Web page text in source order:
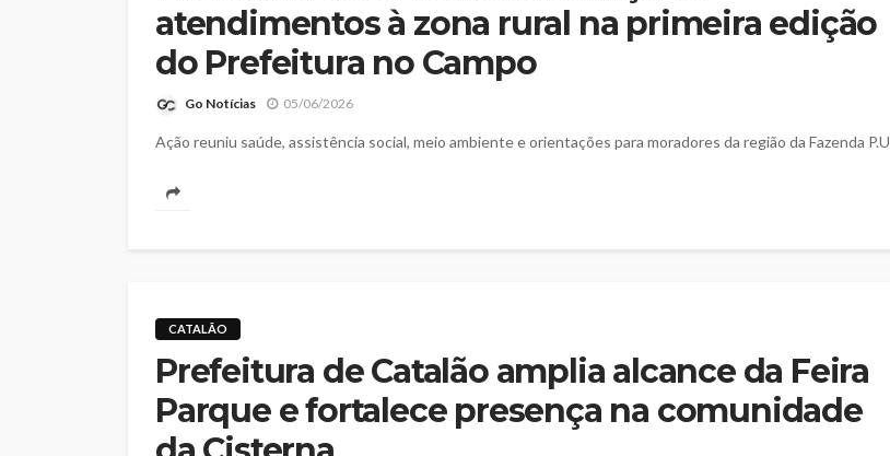
atendimentos à zona rural na primeira edição
do Prefeitura no Campo
Go Notícias 05/06/2026
Ação reuniu saúde, assistência social, meio ambiente e orientações para moradores da região da Fazenda P.U
CATALÃO
Prefeitura de Catalão amplia alcance da Feira
Parque e fortalece presença na comunidade